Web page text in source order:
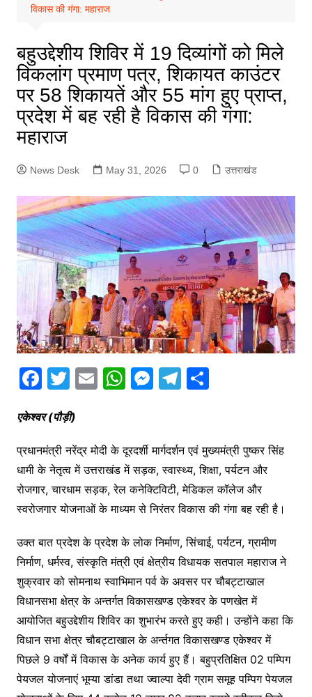
विकास की गंगा: महाराज
बहुउद्देशीय शिविर में 19 दिव्यांगों को मिले
विकलांग प्रमाण पत्र, शिकायत काउंटर
पर 58 शिकायतें और 55 मांग हुए प्राप्त,
प्रदेश में बह रही है विकास की गंगा:
महाराज
News Desk May 31, 2026 0 उत्तराखंड
F
c
e
b
o
o
k
T
itt
er
E
l
W
s
A
p
p
M
s
e
n
g
er
T
gr
a
m
S
e
एकेश्वर (पौड़ी)
प्रधानमंत्री नरेंद्र मोदी के दूरदर्शी मार्गदर्शन एवं मुख्यमंत्री पुष्कर सिंह
धामी के नेतृत्व में उत्तराखंड में सड़क, स्वास्थ्य, शिक्षा, पर्यटन और
रोजगार, चारधाम सड़क, रेल कनेक्टिविटी, मेडिकल कॉलेज और
स्वरोजगार योजनाओं के माध्यम से निरंतर विकास की गंगा बह रही है।
उक्त बात प्रदेश के प्रदेश के लोक निर्माण, सिंचाई, पर्यटन, ग्रामीण
निर्माण, धर्मस्व, संस्कृति मंत्री एवं क्षेत्रीय विधायक सतपाल महाराज ने
शुक्रवार को सोमनाथ स्वाभिमान पर्व के अवसर पर चौबट्टाखाल
विधानसभा क्षेत्र के अन्तर्गत विकासखण्ड एकेश्वर के पणखेत में
आयोजित बहुउद्देशीय शिविर का शुभारंभ करते हुए कही। उन्होंने कहा कि
विधान सभा क्षेत्र चौबट्टाखाल के अर्न्तगत विकासखण्ड एकेश्वर में
पिछले 9 वर्षों में विकास के अनेक कार्य हुए हैं। बहुप्रतिक्षित 02 पम्पिग
पेयजल योजनाएं भूम्या डांडा तथा ज्वाल्पा देवी ग्राम समूह पम्पिग पेयजल